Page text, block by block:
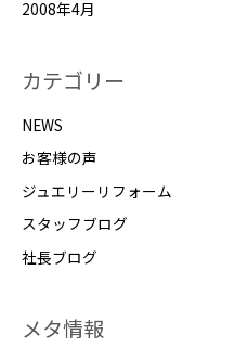
2008年4月
カテゴリー
NEWS
お客様の声
ジュエリーリフォーム
スタッフブログ
社長ブログ
メタ情報